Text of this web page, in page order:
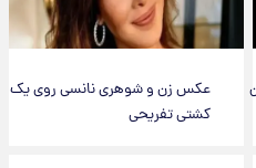
عکس زن و شوهری نانسی روی یک
کشتی تفریحی